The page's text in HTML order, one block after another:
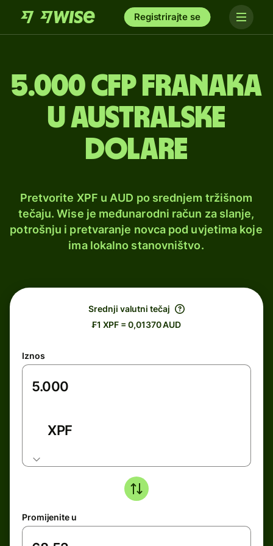
Registrirajte se
5.000 CFP franaka
u australske
dolare
Pretvorite XPF u AUD po srednjem tržišnom
tečaju. Wise je međunarodni račun za slanje,
potrošnju i pretvaranje novca pod uvjetima koje
ima lokalno stanovništvo.
Srednji valutni tečaj
₣1 XPF = 0,01370 AUD
Iznos
XPF
Promijenite u